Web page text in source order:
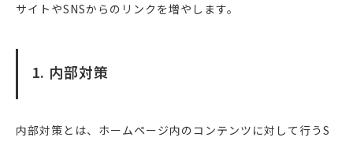
サイトやSNSからのリンクを増やします。
1. 内部対策
内部対策とは、ホームページ内のコンテンツに対して行うS